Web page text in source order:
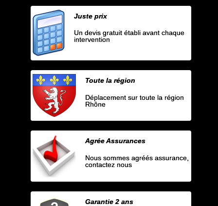
Juste prix
Un devis gratuit établi avant chaque
intervention
Toute la région
Déplacement sur toute la région
Rhône
Agrée Assurances
Nous sommes agréés assurance,
contactez nous
Garantie 2 ans